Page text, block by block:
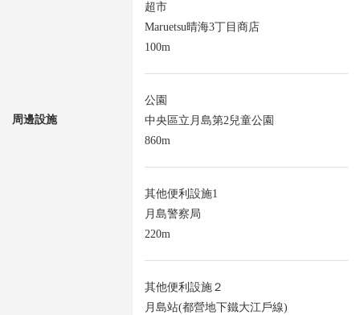
周邊設施
超市
Maruetsu晴海3丁目商店
100m
公園
中央區立月島第2兒童公園
860m
其他便利設施1
月島警察局
220m
其他便利設施２
月島站(都營地下鐵大江戶線)